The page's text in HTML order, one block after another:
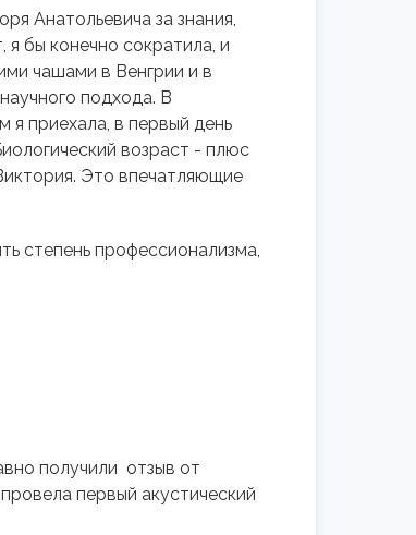
Анатольевича за знания,
бы конечно сократила, и
чашами в Венгрии и в
подхода. В
приехала, в первый день
возраст - плюс
Это впечатляющие
степень профессионализма,
получили отзыв от
первый акустический